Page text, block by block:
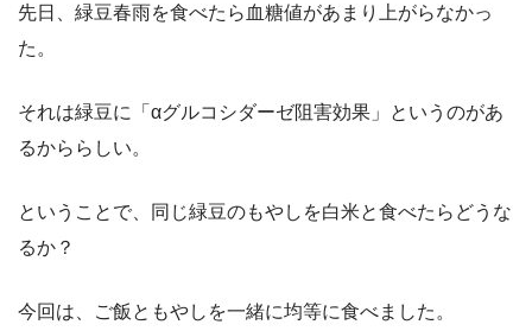
先日、緑豆春雨を食べたら血糖値があまり上がらなかっ
た。
それは緑豆に「αグルコシダーゼ阻害効果」というのがあ
るかららしい。
ということで、同じ緑豆のもやしを白米と食べたらどうな
るか？
今回は、ご飯ともやしを一緒に均等に食べました。